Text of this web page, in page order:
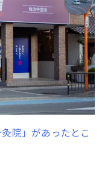
院」があったとこ